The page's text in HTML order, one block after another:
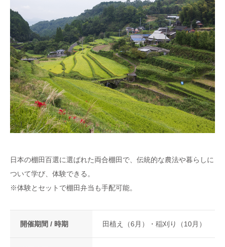
日本の棚田百選に選ばれた両合棚田で、伝統的な農法や暮らしに
ついて学び、体験できる。
※体験とセットで棚田弁当も手配可能。
開催期間 / 時期 田植え（6月）・稲刈り（10月）